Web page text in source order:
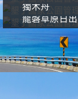
獨木舟
龍磐草原日出